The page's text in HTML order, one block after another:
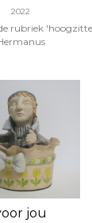
2022
rubriek
jou